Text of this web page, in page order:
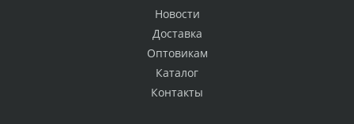
Новости
Доставка
Оптовикам
Каталог
Контакты